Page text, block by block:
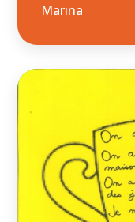
Marina